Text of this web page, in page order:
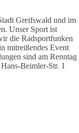
Greifswald und im
Unser Sport ist
die Radsportfunken
mitreißendes Event
sind am Renntag
Beimler-Str. 1